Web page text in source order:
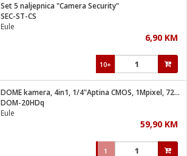
Set 5 naljepnica "Camera Security"
SEC-ST-CS
Eule
6,90 KM
10+
DOME kamera, 4in1, 1/4"Aptina CMOS, 1Mpixel, 720p
DOM-20HDq
Eule
59,90 KM
1